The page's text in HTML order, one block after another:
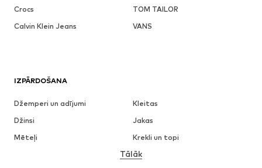
Crocs
TOM TAILOR
Calvin Klein Jeans
VANS
IZPĀRDOŠANA
Džemperi un adījumi
Kleitas
Džinsi
Jakas
Mēteļi
Krekli un topi
Apakšveļa
Tālāk